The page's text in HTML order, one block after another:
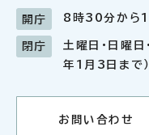
開庁 8時30分から
閉庁
土曜日・日曜
年1月3日まで）
お問い合わせ